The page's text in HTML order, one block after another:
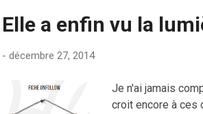
Elle a enfin vu la
- décembre 27, 2014
Je n'ai jamais
croit encore à ces